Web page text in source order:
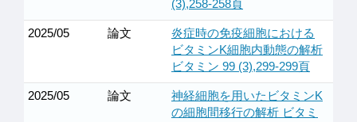
(3),258-258頁
2025/05 論文
炎症時の免疫細胞における
ビタミンK細胞内動態の解析
ビタミン 99 (3),299-299頁
2025/05 論文
神経細胞を用いたビタミンK
の細胞間移行の解析 ビタミ